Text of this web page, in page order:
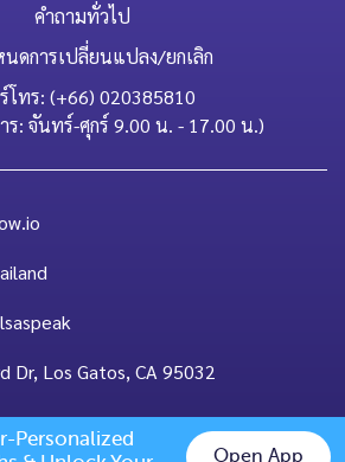
คำถามทั่วไป
ดการเปลี่ยนแปลง/ยกเลิก
โทร: (+66) 020385810
ร: จันทร์-ศุกร์ 9.00 น. - 17.00 น.)
Dr, Los Gatos, CA 95032
Personalized
Open App